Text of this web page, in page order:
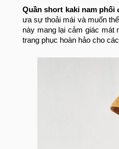
Quần short kaki nam phối
ưa sự thoải mái và muốn
này mang lại cảm giác mát
trang phục hoàn hảo cho